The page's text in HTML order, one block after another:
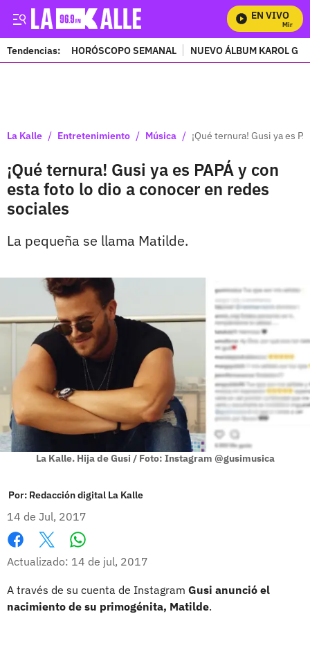
EN VIVO
Mira
Tendencias: HORÓSCOPO SEMANAL NUEVO ÁLBUM KAROL G
La Kalle / Entretenimiento / Música / ¡Qué ternura! Gusi ya es
¡Qué ternura! Gusi ya es PAPÁ y con
esta foto lo dio a conocer en redes
sociales
La pequeña se llama Matilde.
La Kalle. Hija de Gusi / Foto: Instagram @gusimusica
Por: Redacción digital La Kalle
14 de Jul, 2017
Facebook
X
Actualizado: 14 de jul, 2017
A través de su cuenta de Instagram Gusi anunció el
nacimiento de su primogénita, Matilde.